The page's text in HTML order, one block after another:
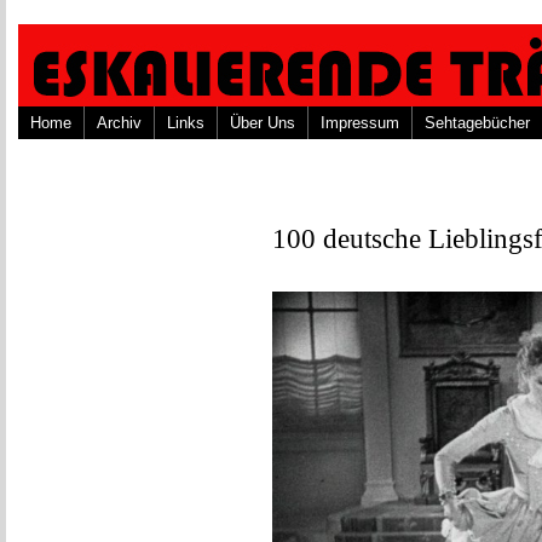
Home Archiv Links Über Uns Impressum Sehtagebücher
100 deutsche